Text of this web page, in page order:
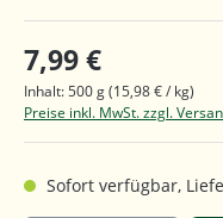
7,99 €
Inhalt:500 g(15,98 € / kg)
Preise inkl. MwSt. zzgl.
Sofort verfügbar,